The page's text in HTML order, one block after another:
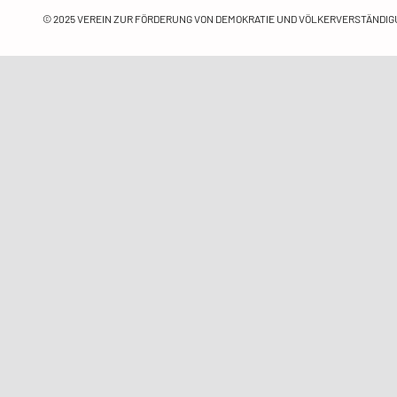
© 2025VEREIN ZUR FÖRDERUNG VON DEMOKRATIE UND